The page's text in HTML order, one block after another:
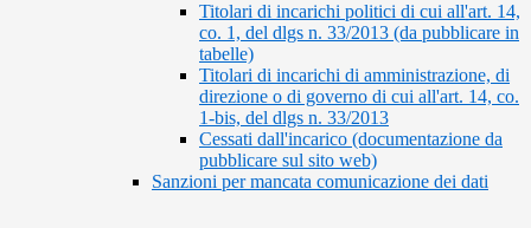
Titolari di incarichi politici di cui all'art. 14,
co. 1, del dlgs n. 33/2013 (da pubblicare in
tabelle)
Titolari di incarichi di amministrazione, di
direzione o di governo di cui all'art. 14, co.
1-bis, del dlgs n. 33/2013
Cessati dall'incarico (documentazione da
pubblicare sul sito web)
Sanzioni per mancata comunicazione dei dati